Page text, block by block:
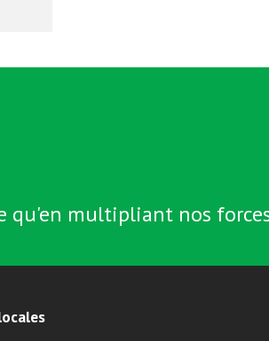
qu'en multipliant nos